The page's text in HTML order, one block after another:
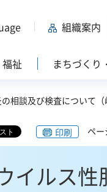
組織案内
祉 まちづくり
相談及び検査について（
印刷 ペ
イルス